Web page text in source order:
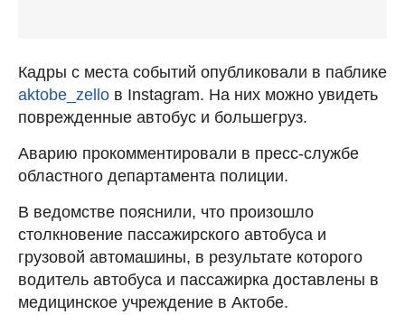
Кадры с места событий опубликовали в паблике
aktobe_zello в Instagram. На них можно увидеть
поврежденные автобус и большегруз.
Аварию прокомментировали в пресс-службе
областного департамента полиции.
В ведомстве пояснили, что произошло
столкновение пассажирского автобуса и
грузовой автомашины, в результате которого
водитель автобуса и пассажирка доставлены в
медицинское учреждение в Актобе.